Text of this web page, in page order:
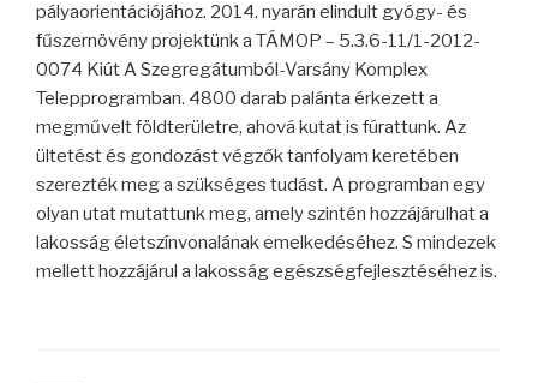
pályaorientációjához. 2014. nyarán elindult gyógy- és
fűszernövény projektünk a TÁMOP – 5.3.6-11/1-2012-
0074 Kiút A Szegregátumból-Varsány Komplex
Telepprogramban. 4800 darab palánta érkezett a
megművelt földterületre, ahová kutat is fúrattunk. Az
ültetést és gondozást végzők tanfolyam keretében
szerezték meg a szükséges tudást. A programban egy
olyan utat mutattunk meg, amely szintén hozzájárulhat a
lakosság életszínvonalának emelkedéséhez. S mindezek
mellett hozzájárul a lakosság egészségfejlesztéséhez is.